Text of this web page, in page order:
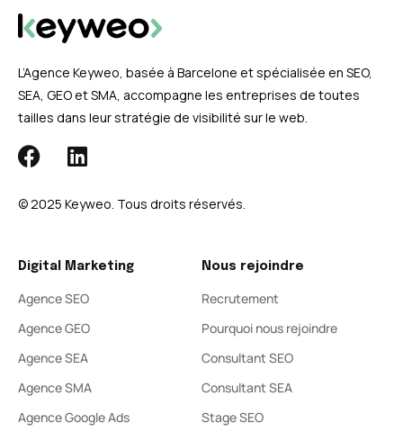
L’Agence Keyweo, basée à Barcelone et spécialisée en SEO,
SEA, GEO et SMA, accompagne les entreprises de toutes
tailles dans leur stratégie de visibilité sur le web.
© 2025 Keyweo. Tous droits réservés.​
Digital Marketing
Agence SEO
Agence GEO
Agence SEA
Agence SMA
Agence Google Ads
Nous rejoindre
Recrutement
Pourquoi nous rejoindre
Consultant SEO
Consultant SEA
Stage SEO